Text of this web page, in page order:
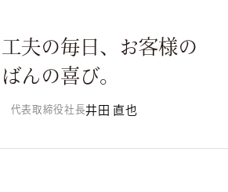
夫の毎日、お客様の
んの喜び。
代表取締役社長井田 直也